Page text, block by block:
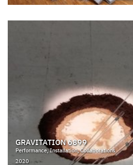
GRAVITATION 6899
Performance, Installation, Collaborations
2020